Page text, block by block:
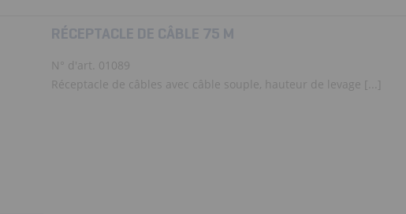
RÉCEPTACLE DE CÂBLE 75 M
N° d'art. 01089
Réceptacle de câbles avec câble souple, hauteur de levage [...]